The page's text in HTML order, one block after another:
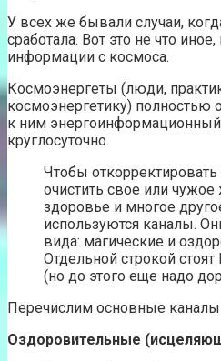
У всех же бывали случаи,
сработала. Вот это не что
информации с космоса.
Космоэнергеты (люди,
космоэнергетику) полностью
к ним энергоинформационный
круглосуточно.
Чтобы
очистить свое или
здоровье и многое
используются каналы.
вида: магические и
Отдельной строкой
(но до этого еще надо
Перечислим основные каналы
Оздоровительные